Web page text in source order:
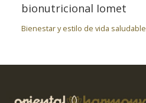
bionutricional Iomet
Bienestar y estilo de vida saludable